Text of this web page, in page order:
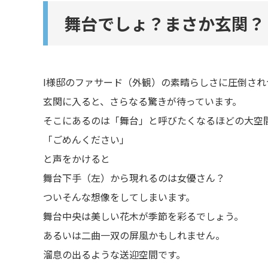
舞台でしょ？まさか玄関？
I様邸のファサード（外観）の素晴らしさに圧倒さ
玄関に入ると、さらなる驚きが待っています。
そこにあるのは「舞台」と呼びたくなるほどの大空
「ごめんください」
と声をかけると
舞台下手（左）から現れるのは女優さん？
ついそんな想像をしてしまいます。
舞台中央は美しい花木が季節を彩るでしょう。
あるいは二曲一双の屏風かもしれません。
溜息の出るような送迎空間です。